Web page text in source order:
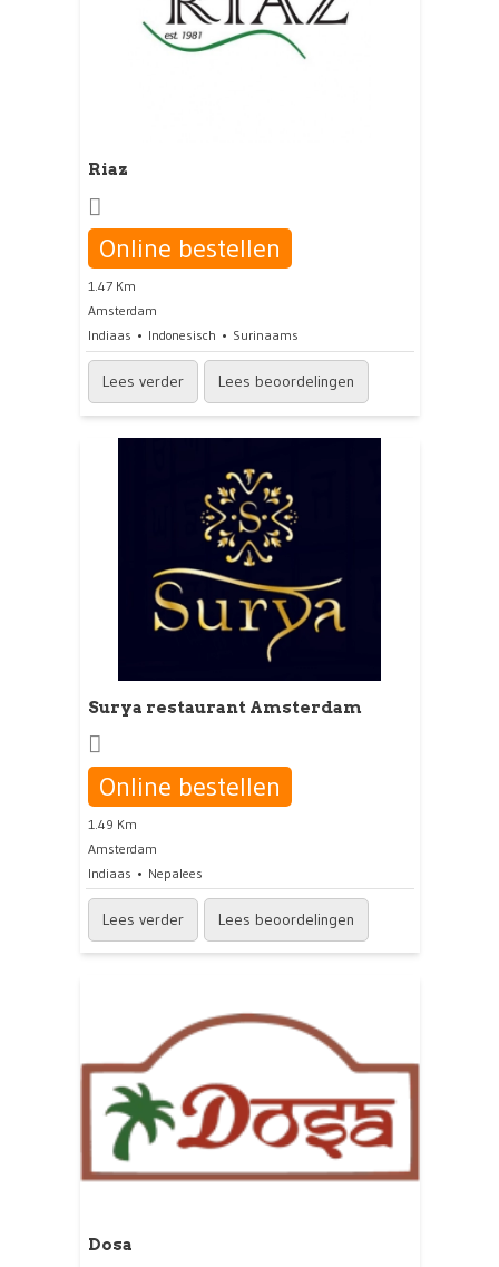
Riaz
Online bestellen
1.47 Km
Amsterdam
Indiaas
Indonesisch Surinaams
Lees verder Lees beoordelingen
Surya restaurant Amsterdam
Online bestellen
1.49 Km
Amsterdam
Indiaas
Nepalees
Lees verder Lees beoordelingen
Dosa